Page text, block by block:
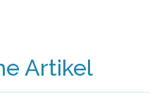
Artikel